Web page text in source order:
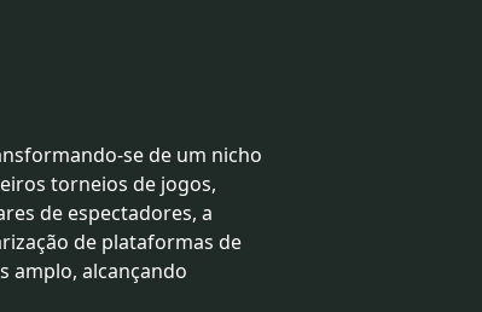
se de um nicho
torneios de jogos,
de espectadores, a
de plataformas de
amplo, alcançando